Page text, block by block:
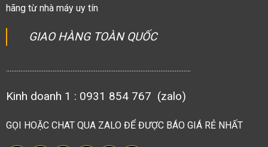
hãng từ nhà máy uy tín
GIAO HÀNG TOÀN QUỐC
.......................................................................................................
Kinh doanh 1 : 0931 854 767 (zalo)
GỌI HOẶC CHAT QUA ZALO ĐỂ ĐƯỢC BÁO GIÁ RẺ NHẤT